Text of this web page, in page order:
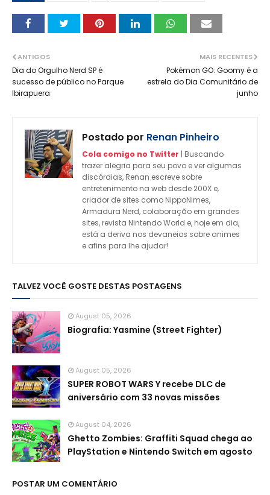
MAIS RECENTES
Pokémon GO: Goomy é a
estrela do Dia Comunitário de
junho
ANTIGOS
Dia do Orgulho Nerd SP é
sucesso de público no Parque
Ibirapuera
Postado por Renan Pinheiro
Cola comigo no Twitter | Buscando
trazer alegria para seu povo e ver algumas
discórdias, Renan escreve sobre
entretenimento na web desde 200X e,
criador de sites como NippoNimes,
Armadura Nerd, colaboração em grandes
sites, revista Nintendo World e, hoje em dia,
está a deriva nos devaneios sobre animes
e afins para lhe ajudar!
TALVEZ VOCÊ GOSTE DESTAS POSTAGENS
August 05, 2026
Biografia: Yasmine (Street Fighter)
August 05, 2026
SUPER ROBOT WARS Y recebe DLC de
aniversário com 33 novas missões
August 04, 2026
Ghetto Zombies: Graffiti Squad chega ao
PlayStation e Nintendo Switch em agosto
POSTAR UM COMENTÁRIO